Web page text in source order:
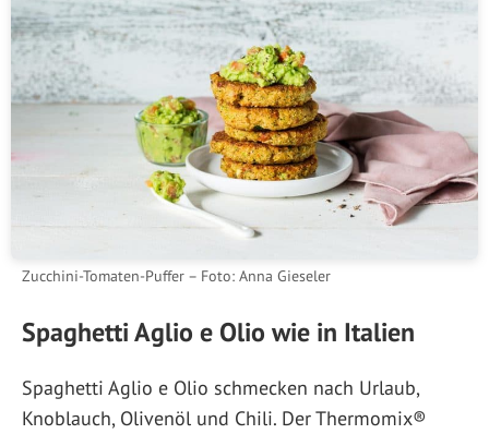
Zucchini-Tomaten-Puffer – Foto: Anna Gieseler
Spaghetti Aglio e Olio wie in Italien
Spaghetti Aglio e Olio schmecken nach Urlaub,
Knoblauch, Olivenöl und Chili. Der Thermomix®